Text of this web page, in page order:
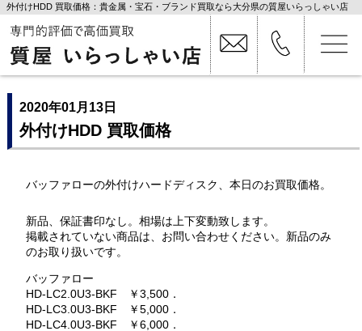
外付けHDD 買取価格：貴金属・宝石・ブランド買取なら大分県の質屋いらっしゃい店
2020年01月13日
外付けHDD 買取価格
バッファローの外付けハードディスク、本日のお買取価格。
新品、保証書印なし。相場は上下変動致します。
掲載されていない商品は、お問い合わせください。新品のみ
のお取り扱いです。
バッファロー
HD-LC2.0U3-BKF ￥3,500．
HD-LC3.0U3-BKF ￥5,000．
HD-LC4.0U3-BKF ￥6,000．